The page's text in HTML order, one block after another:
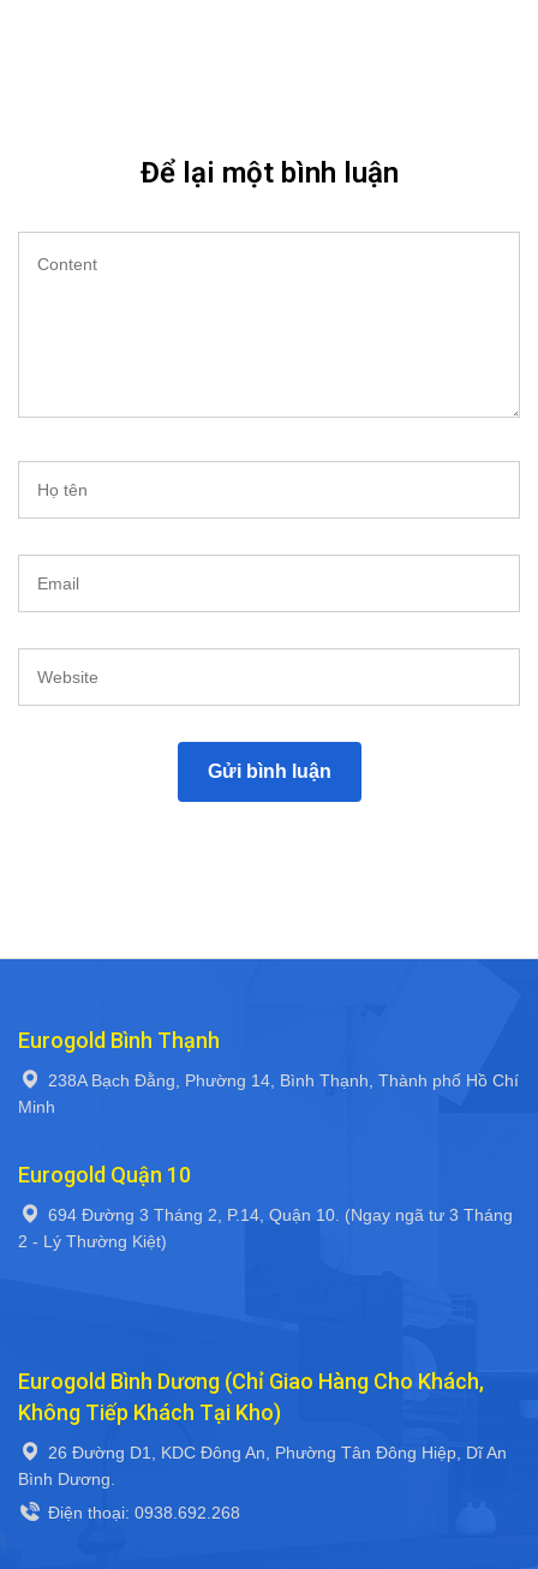
Để lại một bình luận
Eurogold Bình Thạnh
238A Bạch Đằng, Phường 14, Bình Thạnh, Thành phố Hồ Chí
Minh
Eurogold Quận 10
694 Đường 3 Tháng 2, P.14, Quận 10. (Ngay ngã tư 3 Tháng
2 - Lý Thường Kiệt)
Eurogold Bình Dương (Chỉ Giao Hàng Cho Khách,
Không Tiếp Khách Tại Kho)
26 Đường D1, KDC Đông An, Phường Tân Đông Hiệp, Dĩ An
Bình Dương.
Điện thoại: 0938.692.268